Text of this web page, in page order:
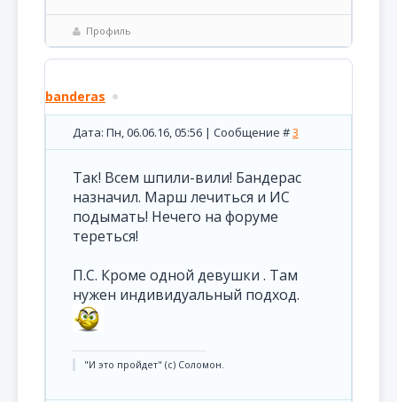
Профиль
banderas
Дата: Пн, 06.06.16, 05:56 | Сообщение #3
Так! Всем шпили-вили! Бандерас
назначил. Марш лечиться и ИС
подымать! Нечего на форуме
тереться!
П.С. Кроме одной девушки . Там
нужен индивидуальный подход.
"И это пройдет" (с) Соломон.